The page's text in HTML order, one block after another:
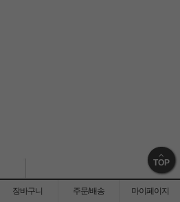
TOP
장바구니 주문/배송 마이페이지